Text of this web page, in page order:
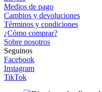
Medios de pago
Cambios y devoluciones
Términos y condiciones
¿Cómo comprar?
Sobre nosotros
Seguinos
Facebook
Instagram
TikTok